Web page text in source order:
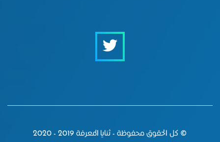
© كل الحقوق محفوظة - ثنايا المعرفة 2019 - 2020